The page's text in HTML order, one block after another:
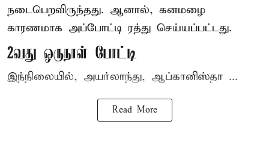
நடைபெறவிருந்தது. ஆனால், கனமழை
காரணமாக அப்போட்டி ரத்து செய்யப்பட்டது.
2வது ஒருநாள் போட்டி
இந்நிலையில், அயர்லாந்து, ஆப்கானிஸ்தா ...
Read More